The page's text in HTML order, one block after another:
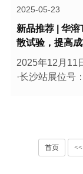
池法溶出系统
2025-05-23
新品推荐 | 华
散试验，提高
2025年12月11
·长沙站展位号
首页 <<